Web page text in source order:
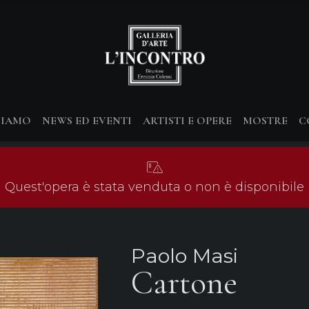
NEWS ED EVENTI ARTISTI E OPERE MOSTRE
Quest'opera è stata venduta o non è disponibile
Paolo Masi
Cartone